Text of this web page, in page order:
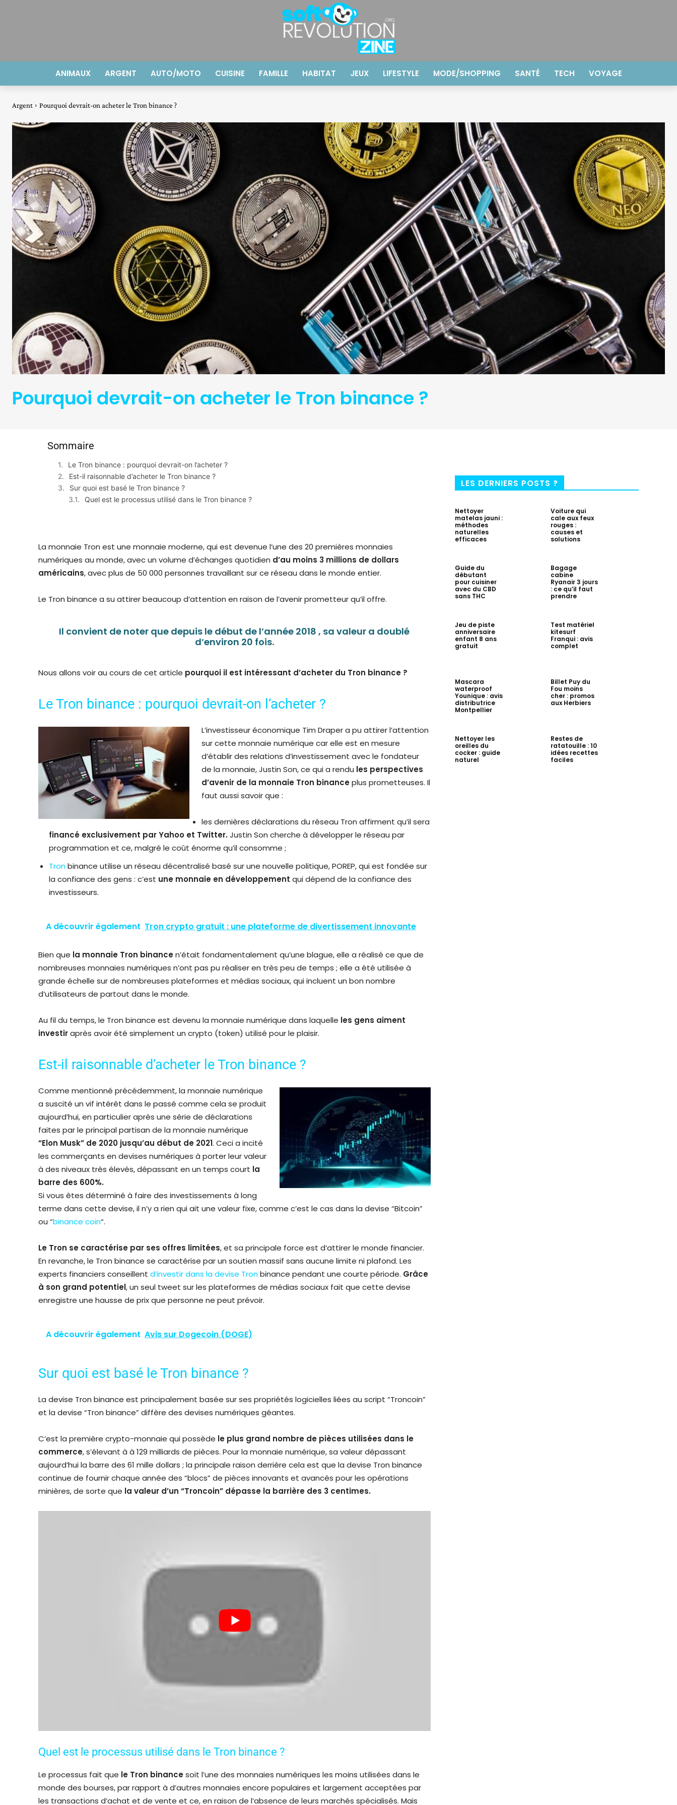
ANIMAUX ARGENT AUTO/MOTO CUISINE FAMILLE HABITAT JEUX LIFESTYLE MODE/SHOPPING SANTÉ TECH VOYAGE
Argent Pourquoi devrait-on acheter le Tron binance ?
Pourquoi devrait-on acheter le Tron binance ?
Sommaire
Le Tron binance : pourquoi devrait-on l’acheter ?
Est-il raisonnable d’acheter le Tron binance ?
Sur quoi est basé le Tron binance ?
Quel est le processus utilisé dans le Tron binance ?
La monnaie Tron est une monnaie moderne, qui est devenue l’une des 20 premières monnaies
numériques au monde, avec un volume d’échanges quotidien d’au moins 3 millions de dollars
américains, avec plus de 50 000 personnes travaillant sur ce réseau dans le monde entier.
Le Tron binance a su attirer beaucoup d’attention en raison de l’avenir prometteur qu’il offre.
Il convient de noter que depuis le début de l’année 2018 , sa valeur a doublé
d’environ 20 fois.
Nous allons voir au cours de cet article pourquoi il est intéressant d’acheter du Tron binance ?
Le Tron binance : pourquoi devrait-on l’acheter ?
L’investisseur économique Tim Draper a pu attirer l’attention
sur cette monnaie numérique car elle est en mesure
d’établir des relations d’investissement avec le fondateur
de la monnaie, Justin Son, ce qui a rendu les perspectives
d’avenir de la monnaie Tron binanceplus prometteuses. Il
faut aussi savoir que :
les dernières déclarations du réseau Tron affirment qu’il sera
financé exclusivement par Yahoo et Twitter.Justin Son cherche à développer le réseau par
programmation et ce, malgré le coût énorme qu’il consomme ;
Tronbinance utilise un réseau décentralisé basé sur une nouvelle politique, POREP, qui est fondée sur
la confiance des gens : c’est une monnaie en développement qui dépend de la confiance des
investisseurs.
A découvrir également Tron crypto gratuit : une plateforme de divertissement innovante
Bien que la monnaie Tron binancen’était fondamentalement qu’une blague, elle a réalisé ce que de
nombreuses monnaies numériques n’ont pas pu réaliser en très peu de temps ; elle a été utilisée à
grande échelle sur de nombreuses plateformes et médias sociaux, qui incluent un bon nombre
d’utilisateurs de partout dans le monde.
Au fil du temps, le Tron binance est devenu la monnaie numérique dans laquelle les gens aiment
investiraprès avoir été simplement un crypto (token) utilisé pour le plaisir.
Est-il raisonnable d’acheter le Tron binance ?
Comme mentionné précédemment, la monnaie numérique
a suscité un vif intérêt dans le passé comme cela se produit
aujourd’hui, en particulier après une série de déclarations
faites par le principal partisan de la monnaie numérique
“Elon Musk” de 2020 jusqu’au début de 2021. Ceci a incité
les commerçants en devises numériques à porter leur valeur
à des niveaux très élevés, dépassant en un temps court la
barre des 600%.
Si vous êtes déterminé à faire des investissements à long
terme dans cette devise, il n’y a rien qui ait une valeur fixe, comme c’est le cas dans la devise “Bitcoin”
ou “binance coin“.
Le Tron se caractérise par ses offres limitées, et sa principale force est d’attirer le monde financier.
En revanche, le Tron binance se caractérise par un soutien massif sans aucune limite ni plafond. Les
experts financiers conseillent d’investir dans la devise Tronbinance pendant une courte période. Grâce
à son grand potentiel, un seul tweet sur les plateformes de médias sociaux fait que cette devise
enregistre une hausse de prix que personne ne peut prévoir.
A découvrir également Avis sur Dogecoin (DOGE)
Sur quoi est basé le Tron binance ?
La devise Tron binance est principalement basée sur ses propriétés logicielles liées au script “Troncoin”
et la devise “Tron binance” diffère des devises numériques géantes.
C’est la première crypto-monnaie qui possède le plus grand nombre de pièces utilisées dans le
commerce, s’élevant à à 129 milliards de pièces. Pour la monnaie numérique, sa valeur dépassant
aujourd’hui la barre des 61 mille dollars ; la principale raison derrière cela est que la devise Tron binance
continue de fournir chaque année des “blocs” de pièces innovants et avancés pour les opérations
minières, de sorte que la valeur d’un “Troncoin” dépasse la barrière des 3 centimes.
Quel est le processus utilisé dans le Tron binance ?
Le processus fait que le Tron binancesoit l’une des monnaies numériques les moins utilisées dans le
monde des bourses, par rapport à d’autres monnaies encore populaires et largement acceptées par
les transactions d’achat et de vente et ce, en raison de l’absence de leurs marchés spécialisés. Mais
LES DERNIERS POSTS ?
Nettoyer
matelas jauni :
méthodes
naturelles
efficaces
Voiture qui
cale aux feux
rouges :
causes et
solutions
Guide du
débutant
pour cuisiner
avec du CBD
sans THC
Bagage
cabine
Ryanair 3 jours
: ce qu’il faut
prendre
Jeu de piste
anniversaire
enfant 8 ans
gratuit
Test matériel
kitesurf
Franqui : avis
complet
Mascara
waterproof
Younique : avis
distributrice
Montpellier
Billet Puy du
Fou moins
cher : promos
aux Herbiers
Nettoyer les
oreilles du
cocker : guide
naturel
Restes de
ratatouille : 10
idées recettes
faciles